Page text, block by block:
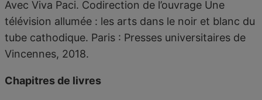
Avec Viva Paci. Codirection de l’ouvrage Une
télévision allumée : les arts dans le noir et blanc du
tube cathodique. Paris : Presses universitaires de
Vincennes, 2018.
Chapitres de livres